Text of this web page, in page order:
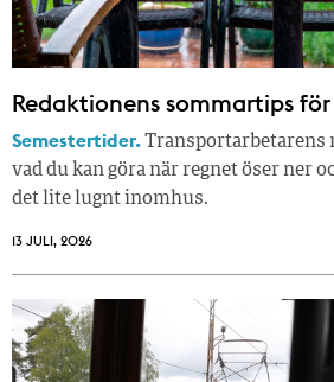
Redaktionens sommar­tips
Semestertider.Transportarbetarens
vad du kan göra när regnet öser ner
det lite lugnt inomhus.
13 JULI, 2026